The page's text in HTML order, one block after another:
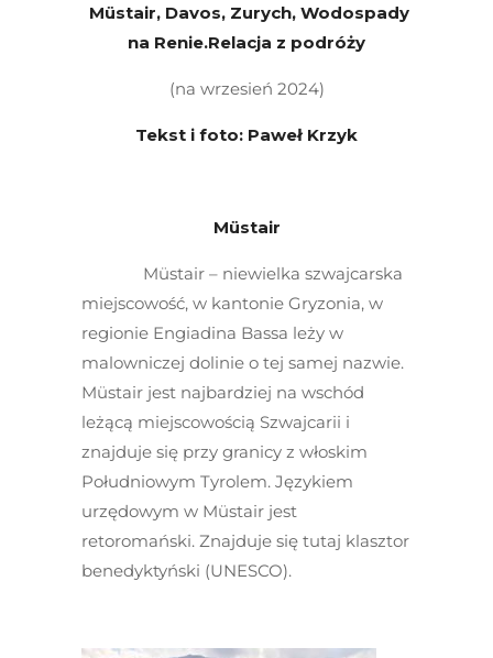
Müstair, Davos, Zurych, Wodospady
na Renie.Relacja z podróży
(na wrzesień 2024)
Tekst i foto: Paweł Krzyk
Müstair
Müstair – niewielka szwajcarska
miejscowość, w kantonie Gryzonia, w
regionie Engiadina Bassa leży w
malowniczej dolinie o tej samej nazwie.
Müstair jest najbardziej na wschód
leżącą miejscowością Szwajcarii i
znajduje się przy granicy z włoskim
Południowym Tyrolem. Językiem
urzędowym w Müstair jest
retoromański. Znajduje się tutaj klasztor
benedyktyński (UNESCO).